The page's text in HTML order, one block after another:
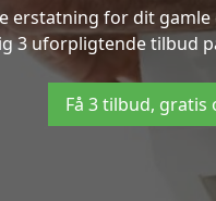
for dit
3 uforpligtende tilbud
Få 3 tilbud,